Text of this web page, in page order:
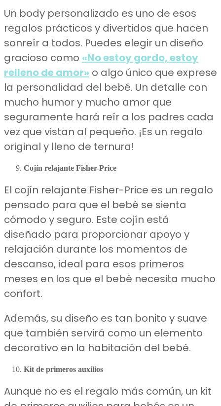
Un body personalizado es uno de esos
regalos prácticos y divertidos que hacen
sonreír a todos. Puedes elegir un diseño
gracioso como «No estoy gordo, estoy
relleno de amor» o algo único que exprese
la personalidad del bebé. Un detalle con
mucho humor y mucho amor que
seguramente hará reír a los padres cada
vez que vistan al pequeño. ¡Es un regalo
original y lleno de ternura!
Cojín relajante Fisher-Price
El cojín relajante Fisher-Price es un regalo
pensado para que el bebé se sienta
cómodo y seguro. Este cojín está
diseñado para proporcionar apoyo y
relajación durante los momentos de
descanso, ideal para esos primeros
meses en los que el bebé necesita mucho
confort.
Además, su diseño es tan bonito y suave
que también servirá como un elemento
decorativo en la habitación del bebé.
Kit de primeros auxilios
Aunque no es el regalo más común, un kit